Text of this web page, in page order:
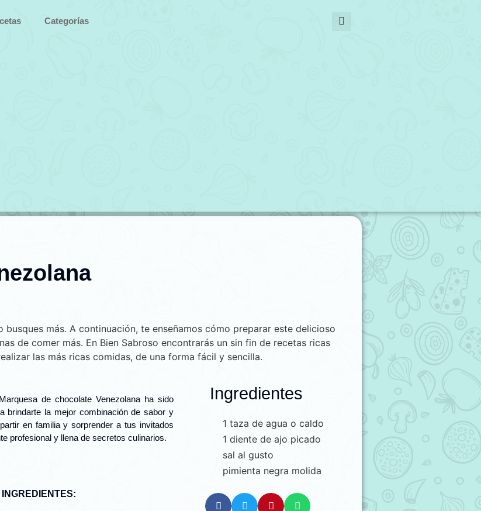
Categorías
más. A continuación, te enseñamos cómo preparar este delicioso
de comer más. En Bien Sabroso encontrarás un sin fin de recetas ricas
las más ricas comidas, de una forma fácil y sencilla.
de chocolate Venezolana ha sido
brindarte la mejor combinación de sabor y
en familia y sorprender a tus invitados
profesional y llena de secretos culinarios.
Ingredientes
1 taza de agua o caldo
1 diente de ajo picado
sal al gusto
pimienta negra molida